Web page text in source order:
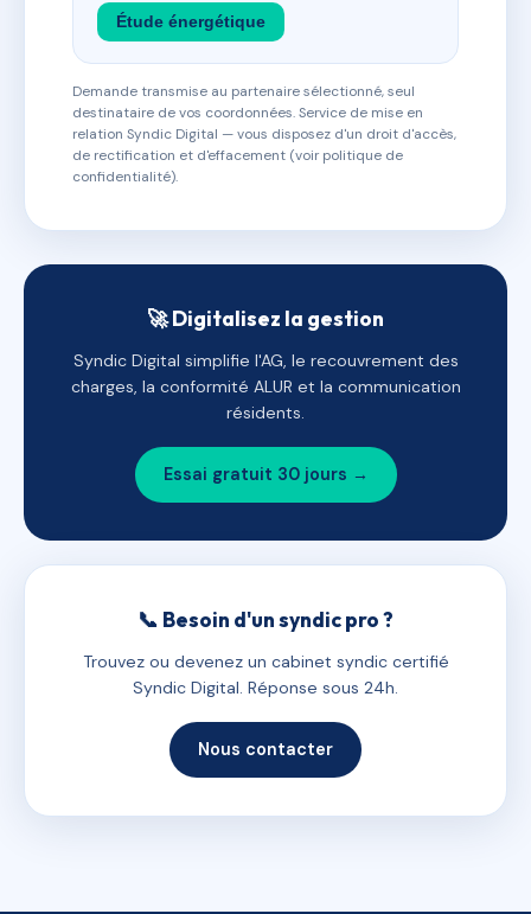
Étude énergétique
Demande transmise au partenaire sélectionné, seul
destinataire de vos coordonnées. Service de mise en
relation Syndic Digital — vous disposez d'un droit d'accès,
de rectification et d'effacement (voir politique de
confidentialité).
🚀 Digitalisez la gestion
Syndic Digital simplifie l'AG, le recouvrement des
charges, la conformité ALUR et la communication
résidents.
Essai gratuit 30 jours →
📞 Besoin d'un syndic pro ?
Trouvez ou devenez un cabinet syndic certifié
Syndic Digital. Réponse sous 24h.
Nous contacter